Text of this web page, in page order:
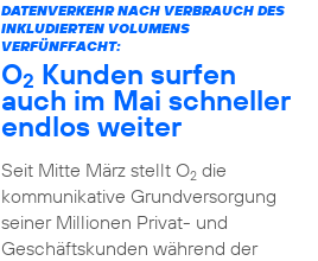
DATENVERKEHR NACH VERBRAUCH DES
INKLUDIERTEN VOLUMENS
VERFÜNFFACHT:
O2 Kunden surfen
auch im Mai schneller
endlos weiter
Seit Mitte März stellt O2die
kommunikative Grundversorgung
seiner Millionen Privat- und
Geschäftskunden während der